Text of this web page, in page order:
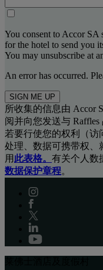
You consent to Accor SA
for the hotel to send you
You may unsubscribe at
An error has occurred.
SIGN ME UP
所收集的信息由 Accor
阅并向您发送与
若要行使您的权利（
处理、数据可携带权、
用 此表格。 有关个人数
数据保护章程。